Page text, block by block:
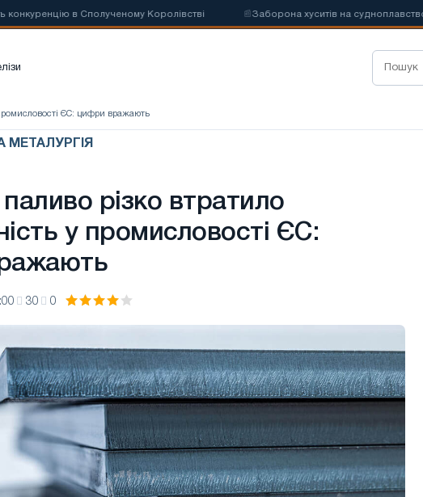
в Сполученому Королівстві Заборона хуситів на судноплавство
ЄС: цифри вражають
МЕТАЛУРГІЯ
різко втратило
у промисловості ЄС:
30 0